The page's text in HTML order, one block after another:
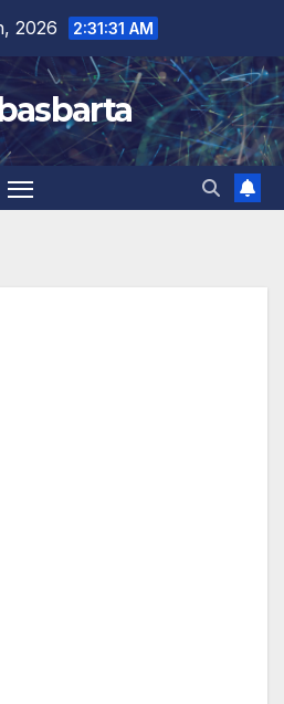
2026 2:31:32 AM